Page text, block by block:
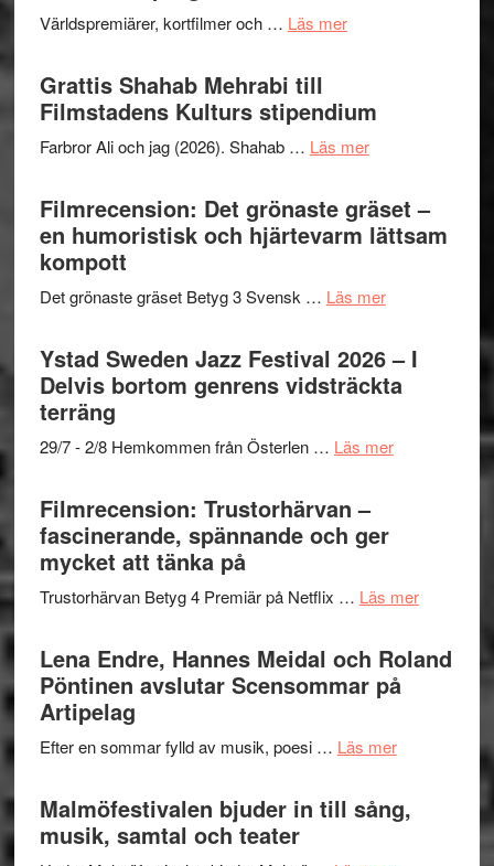
X-
I
Want
to
Believe
Vrach
Frankenshtey
med
Mulder
och
Dana
Världspremiärer, kortfilmer och … Läs merom
presenterar
19
titlar
i
Grattis Shahab Mehrabi till
Filmstadens Kulturs stipendium
Farbror Ali och jag (2026). Shahab … Läs merom
Shahab
Mehrabi
till
Kulturs
Filmrecension: Det grönaste gräset –
en humoristisk och hjärtevarm lättsam
kompott
Det grönaste gräset Betyg 3 Svensk … Läs merom
Det
grönaste
gräset
en
hjärtevarm
Ystad Sweden Jazz Festival 2026 – I
Delvis bortom genrens vidsträckta
terräng
29/7 - 2/8 Hemkommen från Österlen … Läs merom
–
Delvis
bortom
terräng
Filmrecension: Trustorhärvan –
fascinerande, spännande och ger
mycket att tänka på
Trustorhärvan Betyg 4 Premiär på Netflix … Läs merom
–
Lena Endre, Hannes Meidal och Roland
Pöntinen avslutar Scensommar på
Artipelag
Efter en sommar fylld av musik, poesi … Läs merom
Hannes
Malmöfestivalen bjuder in till sång,
musik, samtal och teater